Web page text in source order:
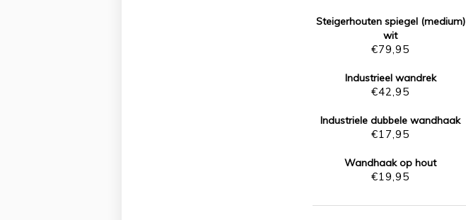
Steigerhouten spiegel (medium)
wit
€79,95
Industrieel wandrek
€42,95
Industriele dubbele wandhaak
€17,95
Wandhaak op hout
€19,95